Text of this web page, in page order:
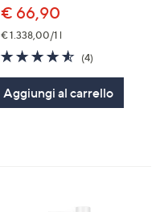
€ 66,90
€ 1.338,00/1 l
4.5
of
Stars
(4)4
Aggiungi al carrello